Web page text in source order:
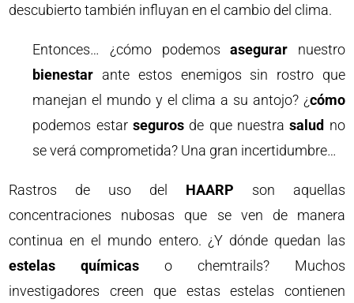
descubierto también influyan en el cambio del clima.
Entonces… ¿cómo podemosasegurar nuestro
bienestar ante estos enemigos sin rostro que
manejan el mundo y el clima a su antojo? ¿cómo
podemos estar segurosde que nuestrasalud no
se verá comprometida? Una gran incertidumbre…
Rastros de uso del HAARP son aquellas
concentraciones nubosas que se ven de manera
continua en el mundo entero. ¿Y dónde quedan las
estelas químicas o chemtrails? Muchos
investigadores creen que estas estelas contienen